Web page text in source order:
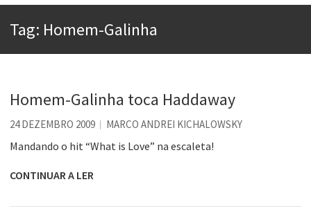
Aprender a fracassar é o segredo do sucesso
Esse tal de Rock Gaúcho
Os causos de Jorge Luis Borges
Voto obrigatório é correto?
Tag: Homem-Galinha
Homem-Galinha toca Haddaway
24 DEZEMBRO 2009 MARCO ANDREI KICHALOWSKY
Mandando o hit “What is Love” na escaleta!
CONTINUAR A LER